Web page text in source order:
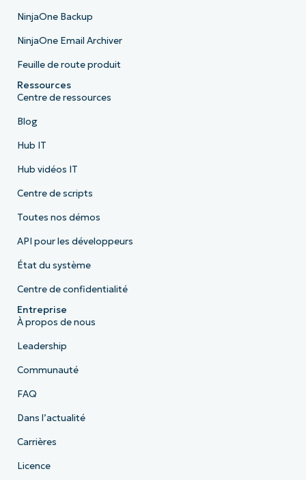
NinjaOne Backup
NinjaOne Email Archiver
Feuille de route produit
Ressources
Centre de ressources
Blog
Hub IT
Hub vidéos IT
Centre de scripts
Toutes nos démos
API pour les développeurs
État du système
Centre de confidentialité
Entreprise
À propos de nous
Leadership
Communauté
FAQ
Dans l’actualité
Carrières
Licence